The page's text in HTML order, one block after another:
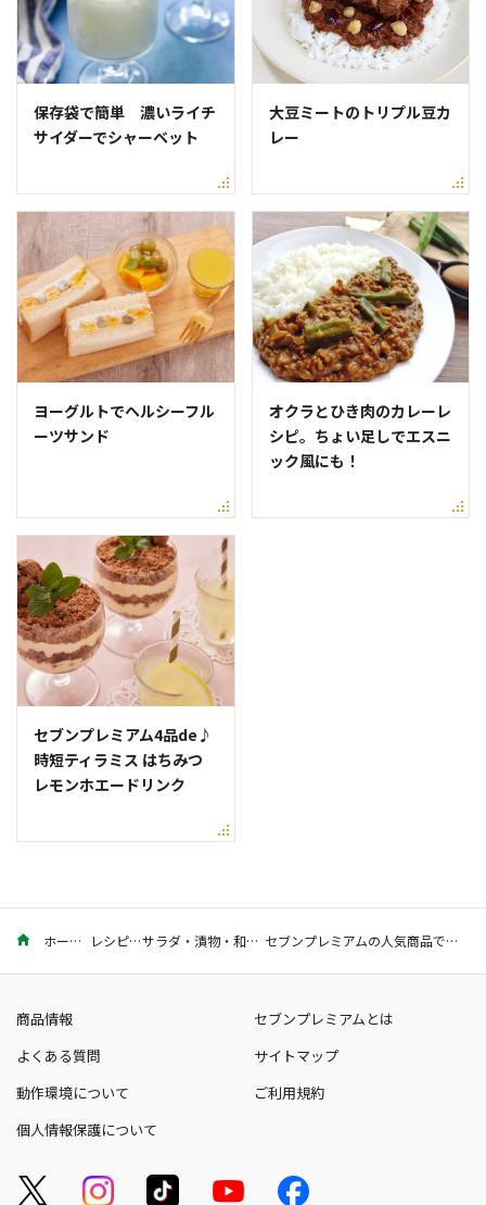
保存袋で簡単 濃いライチ
サイダーでシャーベット
大豆ミートのトリプル豆カ
レー
ヨーグルトでヘルシーフル
ーツサンド
オクラとひき肉のカレーレ
シピ。ちょい足しでエスニ
ック風にも！
セブンプレミアム4品de♪
時短ティラミス はちみつ
レモンホエードリンク
ホーム レシピ サラダ・漬物・和え物 セブンプレミアムの人気商品で！簡単ナチョスのレシピ
商品情報
セブンプレミアムとは
よくある質問
サイトマップ
動作環境について
ご利用規約
個人情報保護について